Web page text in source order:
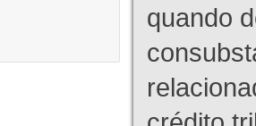
quando